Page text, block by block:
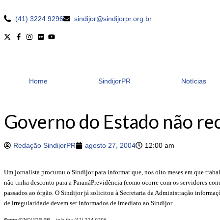
(41) 3224 9296 sindijor@sindijorpr.org.br
Home SindijorPR Notícias
Governo do Estado não
Redação SindijorPR agosto 27, 2004 12:00 am
Um jornalista procurou o Sindijor para informar que, nos oito meses em que
não tinha desconto para a ParanáPrevidência (como ocorre com os servidores
passados ao órgão. O Sindijor já solicitou à Secretaria da Administração
de irregularidade devem ser informados de imediato ao Sindijor.